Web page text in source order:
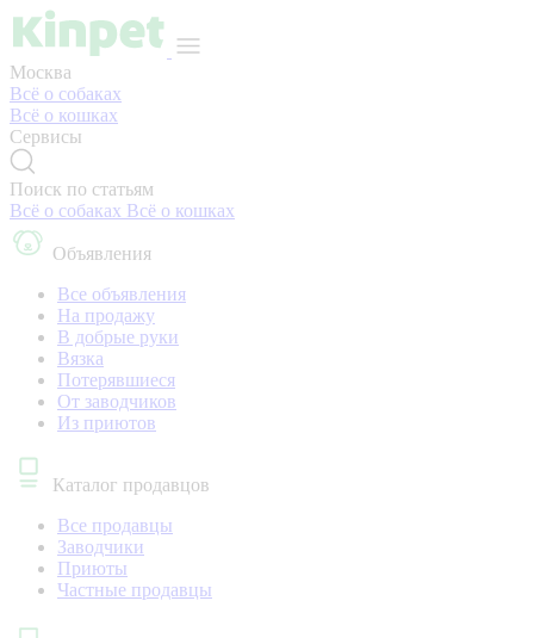
Москва
Всё о собаках
Всё о кошках
Сервисы
Поиск по статьям
Всё о собаках Всё о кошках
Объявления
Все объявления
На продажу
В добрые руки
Вязка
Потерявшиеся
От заводчиков
Из приютов
Каталог продавцов
Все продавцы
Заводчики
Приюты
Частные продавцы